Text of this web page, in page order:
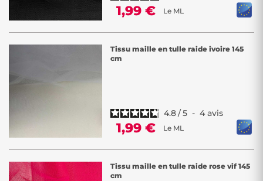
1,99 € Le ML
Tissu maille en tulle raide ivoire 145
cm
4.8/5 - 4 avis
1,99 € Le ML
Tissu maille en tulle raide rose vif 145
cm